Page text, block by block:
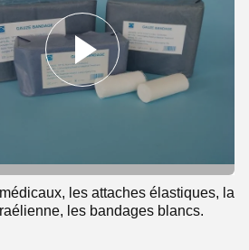
les attaches élastiques, la
les bandages blancs.